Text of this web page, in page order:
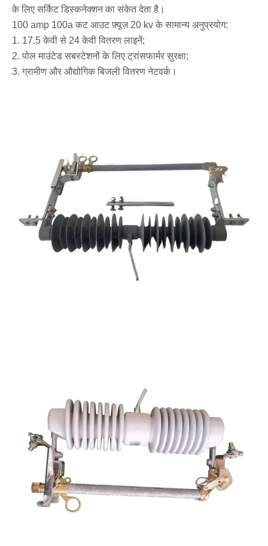
के लिए सर्किट डिस्कनेक्शन का संकेत देता है।
100 amp 100a कट आउट फ़्यूज़ 20 kv के सामान्य अनुप्रयोग:
1. 17.5 केवी से 24 केवी वितरण लाइनें;
2. पोल माउंटेड सबस्टेशनों के लिए ट्रांसफार्मर सुरक्षा;
3. ग्रामीण और औद्योगिक बिजली वितरण नेटवर्क।